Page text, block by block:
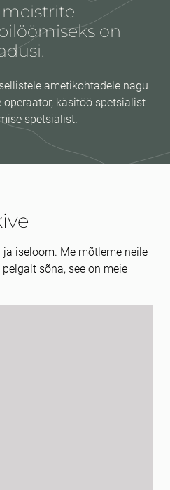
E-mail
kohustuslik *
on
ametikohtadele nagu
operaator, käsitöö spetsialist
spetsialist.
iseloom. Me mõtleme neile
sõna, see on meie